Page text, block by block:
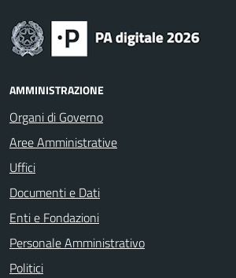
AMMINISTRAZIONE
Organi di Governo
Aree Amministrative
Uffici
Documenti e Dati
Enti e Fondazioni
Personale Amministrativo
Politici